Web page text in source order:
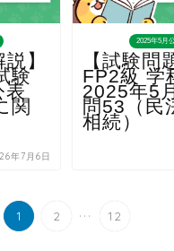
】
験
表
関
年7月6日
2025年5月
【試験問
FP2級 学
2025年5
問53（民
相続）
1 2 ... 12